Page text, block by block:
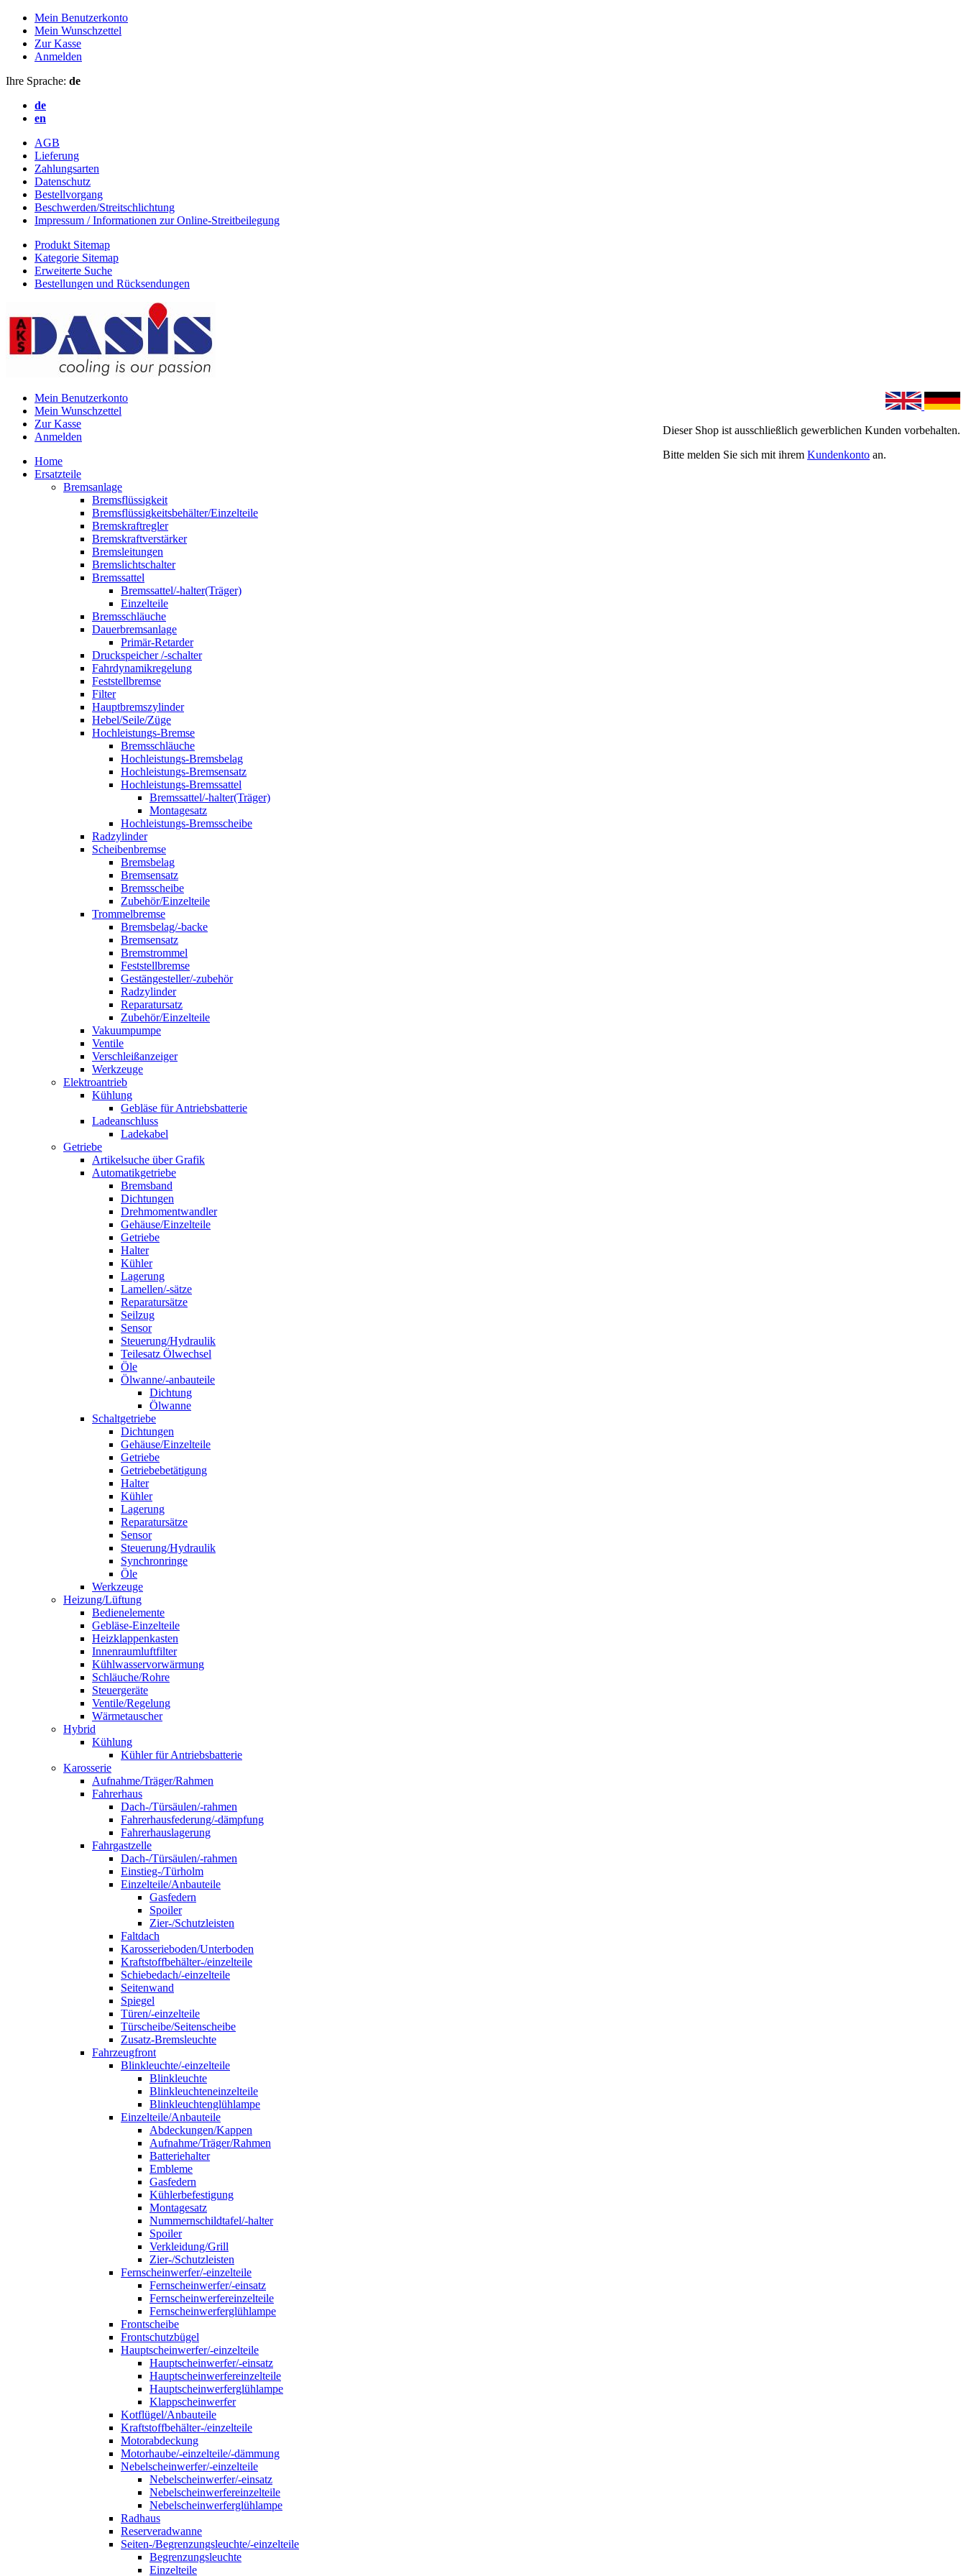
Mein Benutzerkonto
Mein Wunschzettel
Zur Kasse
Anmelden
Ihre Sprache: de
de
en
AGB
Lieferung
Zahlungsarten
Datenschutz
Bestellvorgang
Beschwerden/Streitschlichtung
Impressum / Informationen zur Online-Streitbeilegung
Produkt Sitemap
Kategorie Sitemap
Erweiterte Suche
Bestellungen und Rücksendungen
Dieser Shop ist ausschließlich gewerblichen Kunden vorbehalten.
Bitte melden Sie sich mit ihrem Kundenkonto an.
Mein Benutzerkonto
Mein Wunschzettel
Zur Kasse
Anmelden
Home
Ersatzteile
Bremsanlage
Bremsflüssigkeit
Bremsflüssigkeitsbehälter/Einzelteile
Bremskraftregler
Bremskraftverstärker
Bremsleitungen
Bremslichtschalter
Bremssattel
Bremssattel/-halter(Träger)
Einzelteile
Bremsschläuche
Dauerbremsanlage
Primär-Retarder
Druckspeicher /-schalter
Fahrdynamikregelung
Feststellbremse
Filter
Hauptbremszylinder
Hebel/Seile/Züge
Hochleistungs-Bremse
Bremsschläuche
Hochleistungs-Bremsbelag
Hochleistungs-Bremsensatz
Hochleistungs-Bremssattel
Bremssattel/-halter(Träger)
Montagesatz
Hochleistungs-Bremsscheibe
Radzylinder
Scheibenbremse
Bremsbelag
Bremsensatz
Bremsscheibe
Zubehör/Einzelteile
Trommelbremse
Bremsbelag/-backe
Bremsensatz
Bremstrommel
Feststellbremse
Gestängesteller/-zubehör
Radzylinder
Reparatursatz
Zubehör/Einzelteile
Vakuumpumpe
Ventile
Verschleißanzeiger
Werkzeuge
Elektroantrieb
Kühlung
Gebläse für Antriebsbatterie
Ladeanschluss
Ladekabel
Getriebe
Artikelsuche über Grafik
Automatikgetriebe
Bremsband
Dichtungen
Drehmomentwandler
Gehäuse/Einzelteile
Getriebe
Halter
Kühler
Lagerung
Lamellen/-sätze
Reparatursätze
Seilzug
Sensor
Steuerung/Hydraulik
Teilesatz Ölwechsel
Öle
Ölwanne/-anbauteile
Dichtung
Ölwanne
Schaltgetriebe
Dichtungen
Gehäuse/Einzelteile
Getriebe
Getriebebetätigung
Halter
Kühler
Lagerung
Reparatursätze
Sensor
Steuerung/Hydraulik
Synchronringe
Öle
Werkzeuge
Heizung/Lüftung
Bedienelemente
Gebläse-Einzelteile
Heizklappenkasten
Innenraumluftfilter
Kühlwasservorwärmung
Schläuche/Rohre
Steuergeräte
Ventile/Regelung
Wärmetauscher
Hybrid
Kühlung
Kühler für Antriebsbatterie
Karosserie
Aufnahme/Träger/Rahmen
Fahrerhaus
Dach-/Türsäulen/-rahmen
Fahrerhausfederung/-dämpfung
Fahrerhauslagerung
Fahrgastzelle
Dach-/Türsäulen/-rahmen
Einstieg-/Türholm
Einzelteile/Anbauteile
Gasfedern
Spoiler
Zier-/Schutzleisten
Faltdach
Karosserieboden/Unterboden
Kraftstoffbehälter-/einzelteile
Schiebedach/-einzelteile
Seitenwand
Spiegel
Türen/-einzelteile
Türscheibe/Seitenscheibe
Zusatz-Bremsleuchte
Fahrzeugfront
Blinkleuchte/-einzelteile
Blinkleuchte
Blinkleuchteneinzelteile
Blinkleuchtenglühlampe
Einzelteile/Anbauteile
Abdeckungen/Kappen
Aufnahme/Träger/Rahmen
Batteriehalter
Embleme
Gasfedern
Kühlerbefestigung
Montagesatz
Nummernschildtafel/-halter
Spoiler
Verkleidung/Grill
Zier-/Schutzleisten
Fernscheinwerfer/-einzelteile
Fernscheinwerfer/-einsatz
Fernscheinwerfereinzelteile
Fernscheinwerferglühlampe
Frontscheibe
Frontschutzbügel
Hauptscheinwerfer/-einzelteile
Hauptscheinwerfer/-einsatz
Hauptscheinwerfereinzelteile
Hauptscheinwerferglühlampe
Klappscheinwerfer
Kotflügel/Anbauteile
Kraftstoffbehälter-/einzelteile
Motorabdeckung
Motorhaube/-einzelteile/-dämmung
Nebelscheinwerfer/-einzelteile
Nebelscheinwerfer/-einsatz
Nebelscheinwerfereinzelteile
Nebelscheinwerferglühlampe
Radhaus
Reserveradwanne
Seiten-/Begrenzungsleuchte/-einzelteile
Begrenzungsleuchte
Einzelteile